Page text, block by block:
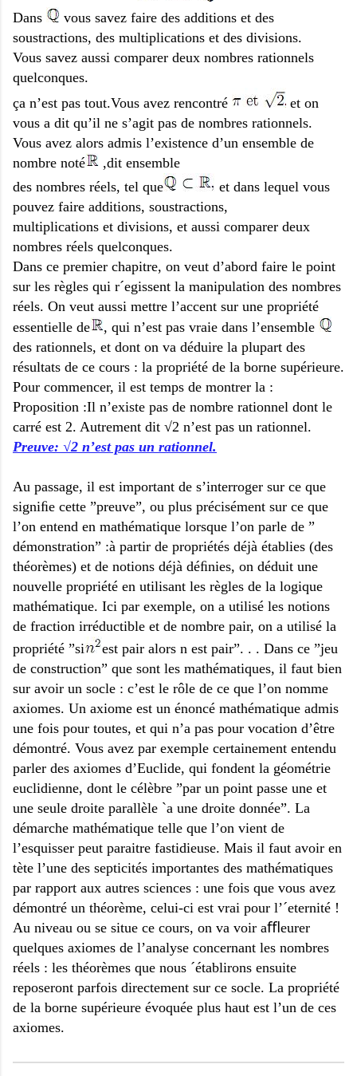
Dans
vous savez faire des additions et des
soustractions, des multiplications et des divisions.
Vous savez aussi comparer deux nombres rationnels
quelconques.
ça n’est pas tout.Vous avez rencontré
et on
vous a dit qu’il ne s’agit pas de nombres rationnels.
Vous avez alors admis l’existence d’un ensemble de
nombre noté
,dit ensemble
des nombres réels, tel que
et dans lequel vous
pouvez faire additions, soustractions,
multiplications et divisions, et aussi comparer deux
nombres réels quelconques.
Dans ce premier chapitre, on veut d’abord faire le point
sur les règles qui r´egissent la manipulation des nombres
réels. On veut aussi mettre l’accent sur une propriété
essentielle de
, qui n’est pas vraie dans l’ensemble
des rationnels, et dont on va déduire la plupart des
résultats de ce cours : la propriété de la borne supérieure.
Pour commencer, il est temps de montrer la :
Proposition :Il n’existe pas de nombre rationnel dont le
carré est 2. Autrement dit √2 n’est pas un rationnel.
Preuve: √2 n’est pas un rationnel.
Au passage, il est important de s’interroger sur ce que
signiﬁe cette ”preuve”, ou plus précisément sur ce que
l’on entend en mathématique lorsque l’on parle de ”
démonstration” :à partir de propriétés déjà établies (des
théorèmes) et de notions déjà déﬁnies, on déduit une
nouvelle propriété en utilisant les règles de la logique
mathématique. Ici par exemple, on a utilisé les notions
de fraction irréductible et de nombre pair, on a utilisé la
propriété ”si
est pair alors n est pair”. . . Dans ce ”jeu
de construction” que sont les mathématiques, il faut bien
sur avoir un socle : c’est le rôle de ce que l’on nomme
axiomes. Un axiome est un énoncé mathématique admis
une fois pour toutes, et qui n’a pas pour vocation d’être
démontré. Vous avez par exemple certainement entendu
parler des axiomes d’Euclide, qui fondent la géométrie
euclidienne, dont le célèbre ”par un point passe une et
une seule droite parallèle `a une droite donnée”. La
démarche mathématique telle que l’on vient de
l’esquisser peut paraitre fastidieuse. Mais il faut avoir en
tète l’une des septicités importantes des mathématiques
par rapport aux autres sciences : une fois que vous avez
démontré un théorème, celui-ci est vrai pour l’´eternité !
Au niveau ou se situe ce cours, on va voir aﬄeurer
quelques axiomes de l’analyse concernant les nombres
réels : les théorèmes que nous ´établirons ensuite
reposeront parfois directement sur ce socle. La propriété
de la borne supérieure évoquée plus haut est l’un de ces
axiomes.